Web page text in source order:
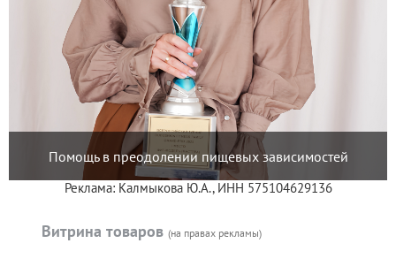
Помощь в преодолении пищевых зависимостей
Реклама: Калмыкова Ю.А., ИНН 575104629136
Витрина товаров (на правах рекламы)